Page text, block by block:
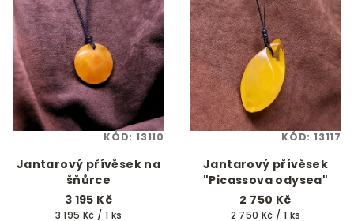
Jantarový přívěsek na
šňůrce
3 195 Kč
Měrná
3 195 Kč / 1 ks
KÓD: 13110
Jantarový přívěsek
"Picassova odysea"
2 750 Kč
Měrná
2 750 Kč / 1 ks
KÓD: 13117